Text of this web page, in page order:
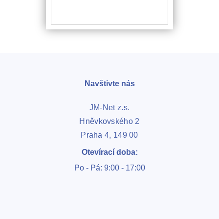
Navštivte nás
JM-Net z.s.
Hněvkovského 2
Praha 4, 149 00
Otevírací doba:
Po - Pá: 9:00 - 17:00